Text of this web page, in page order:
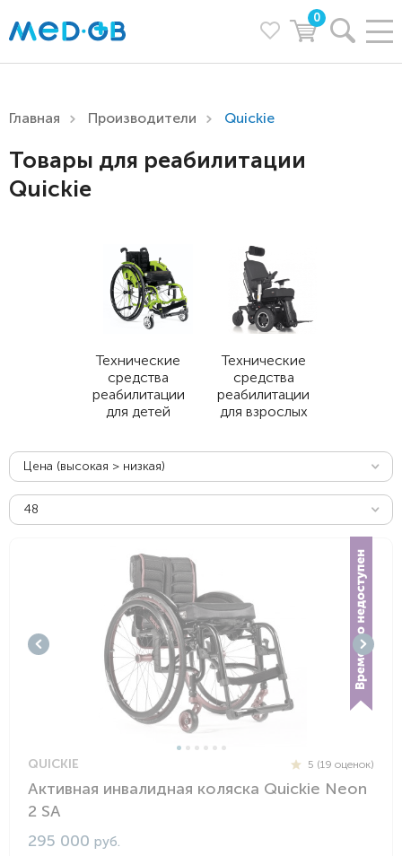
0
Главная Производители Quickie
Товары для реабилитации
Quickie
Технические
средства
реабилитации
для детей
Технические
средства
реабилитации
для взрослых
Цена (высокая > низкая)
48
QUICKIE 5 (19 оценок)
Активная инвалидная коляска Quickie Neon
2 SA
295 000 руб.